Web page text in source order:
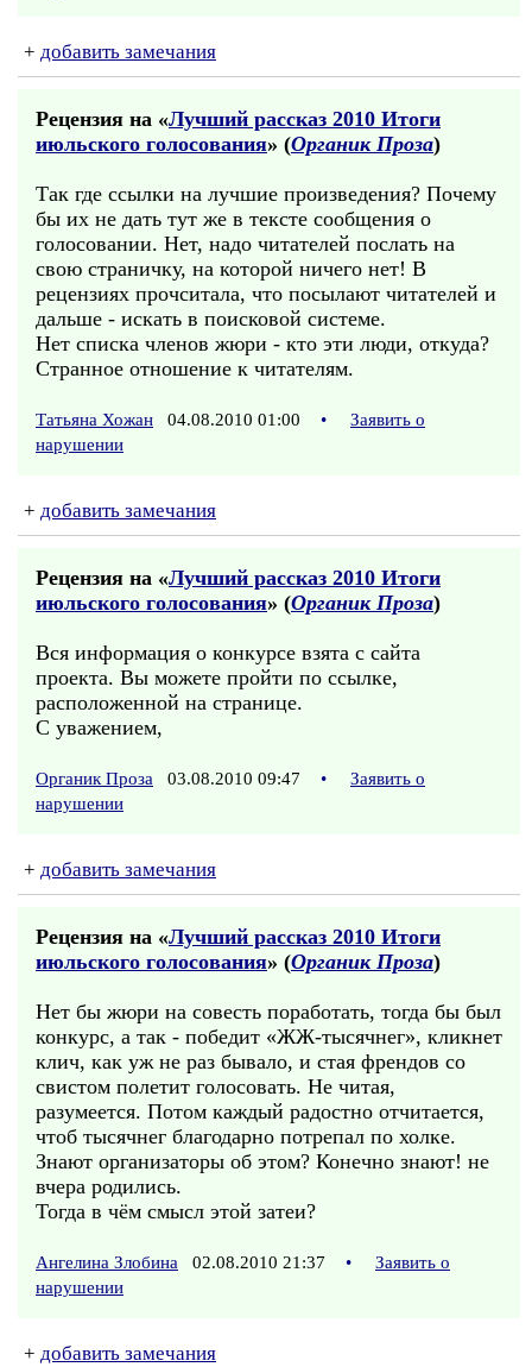
+ добавить замечания
Рецензия на «Лучший рассказ 2010 Итоги
июльского голосования» (Органик Проза)
Так где ссылки на лучшие произведения? Почему
бы их не дать тут же в тексте сообщения о
голосовании. Нет, надо читателей послать на
свою страничку, на которой ничего нет! В
рецензиях прочситала, что посылают читателей и
дальше - искать в поисковой системе.
Нет списка членов жюри - кто эти люди, откуда?
Странное отношение к читателям.
Татьяна Хожан 04.08.2010 01:00 •
Заявить о
нарушении
+ добавить замечания
Рецензия на «Лучший рассказ 2010 Итоги
июльского голосования» (Органик Проза)
Вся информация о конкурсе взята с сайта
проекта. Вы можете пройти по ссылке,
расположенной на странице.
С уважением,
Органик Проза 03.08.2010 09:47 •
Заявить о
нарушении
+ добавить замечания
Рецензия на «Лучший рассказ 2010 Итоги
июльского голосования» (Органик Проза)
Нет бы жюри на совесть поработать, тогда бы был
конкурс, а так - победит «ЖЖ-тысячнег», кликнет
клич, как уж не раз бывало, и стая френдов со
свистом полетит голосовать. Не читая,
разумеется. Потом каждый радостно отчитается,
чтоб тысячнег благодарно потрепал по холке.
Знают организаторы об этом? Конечно знают! не
вчера родились.
Тогда в чём смысл этой затеи?
Ангелина Злобина 02.08.2010 21:37 •
Заявить о
нарушении
+ добавить замечания